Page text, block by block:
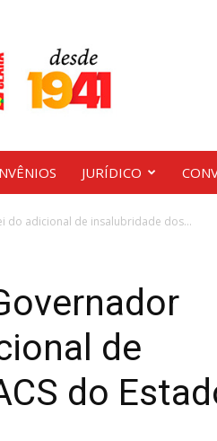
JURÍDICO
do adicional de insalubridade dos...
de
do